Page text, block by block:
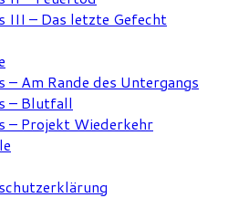
III – Das letzte Gefecht
– Am Rande des Untergangs
– Blutfall
– Projekt Wiederkehr